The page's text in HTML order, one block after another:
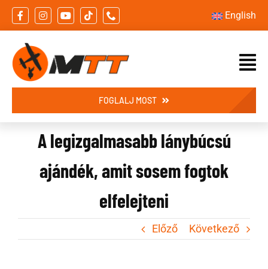
Skip
content
English
FOGLALJ MOST
A legizgalmasabb lánybúcsú
ajándék, amit sosem fogtok
elfelejteni
Előző Következő